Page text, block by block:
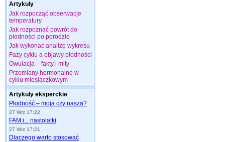
Artykuły
Jak rozpocząć obserwacje
temperatury
Jak rozpoznać powrót do
płodności po porodzie
Jak wykonać analizę wykresu
Fazy cyklu a objawy płodności
Owulacja – fakty i mity
Przemiany hormonalne w
cyklu miesiączkowym
Artykuły eksperckie
Płodność – moja czy nasza?
27 Wrz 17:22
FAM i... nastolatki
27 Wrz 17:21
Dlaczego warto stosować